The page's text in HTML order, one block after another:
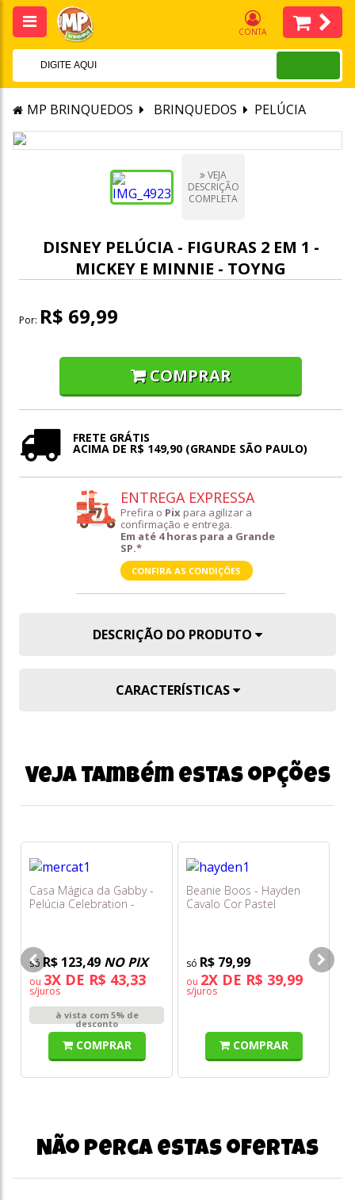
CONTA
MP BRINQUEDOS BRINQUEDOS PELÚCIA
VEJA
DESCRIÇÃO
COMPLETA
DISNEY PELÚCIA - FIGURAS 2 EM 1 -
MICKEY E MINNIE - TOYNG
Por: R$ 69,99
COMPRAR
FRETE GRÁTIS
ACIMA DE R$ 149,90 (GRANDE SÃO PAULO)
ENTREGA EXPRESSA
Prefira o Pix para agilizar a
confirmação e entrega.
Em até 4 horas para a Grande
SP.*
CONFIRA AS CONDIÇÕES
DESCRIÇÃO DO PRODUTO
CARACTERÍSTICAS
Veja também estas opções
Casa Mágica da Gabby -
Pelúcia Celebration -
R$ 123,49 NO PIX
ou 3X DE R$ 43,33
s/juros
à vista com 5% de
desconto
COMPRAR
Beanie Boos - Hayden
Cavalo Cor Pastel
R$ 79,99
ou 2X DE R$ 39,99
s/juros
COMPRAR
Não perca estas ofertas